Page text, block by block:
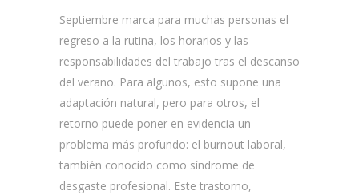
Septiembre marca para muchas personas el
regreso a la rutina, los horarios y las
responsabilidades del trabajo tras el descanso
del verano. Para algunos, esto supone una
adaptación natural, pero para otros, el
retorno puede poner en evidencia un
problema más profundo: el burnout laboral,
también conocido como síndrome de
desgaste profesional. Este trastorno,